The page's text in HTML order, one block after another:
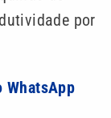
por
WhatsApp